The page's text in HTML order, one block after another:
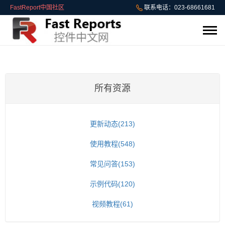
FastReport中国社区 联系电话：023-68661681
所有资源
更新动态(213)
使用教程(548)
常见问答(153)
示例代码(120)
视频教程(61)